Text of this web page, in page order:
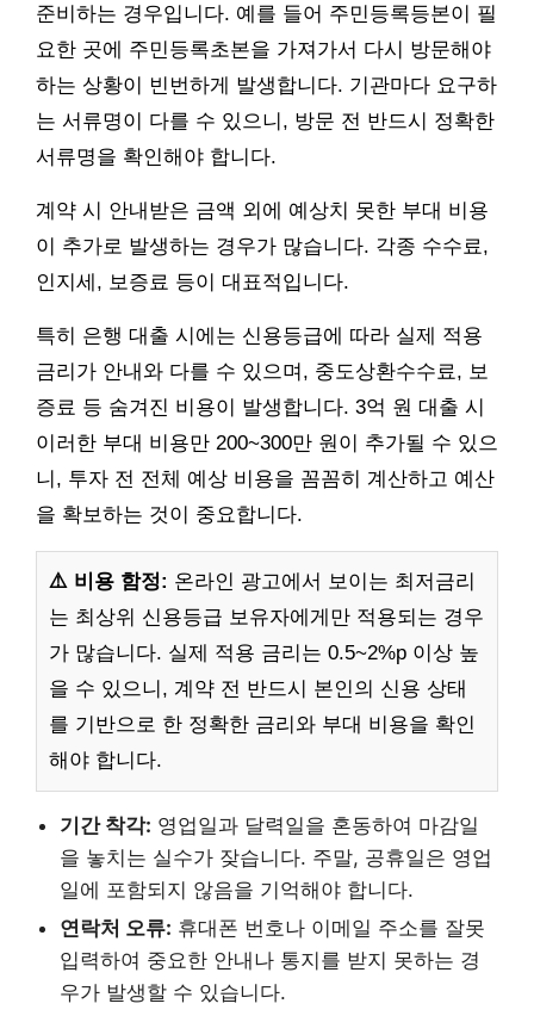
준비하는 경우입니다. 예를 들어 주민등록등본이 필
요한 곳에 주민등록초본을 가져가서 다시 방문해야
하는 상황이 빈번하게 발생합니다. 기관마다 요구하
는 서류명이 다를 수 있으니, 방문 전 반드시 정확한
서류명을 확인해야 합니다.
계약 시 안내받은 금액 외에 예상치 못한 부대 비용
이 추가로 발생하는 경우가 많습니다. 각종 수수료,
인지세, 보증료 등이 대표적입니다.
특히 은행 대출 시에는 신용등급에 따라 실제 적용
금리가 안내와 다를 수 있으며, 중도상환수수료, 보
증료 등 숨겨진 비용이 발생합니다. 3억 원 대출 시
이러한 부대 비용만 200~300만 원이 추가될 수 있으
니, 투자 전 전체 예상 비용을 꼼꼼히 계산하고 예산
을 확보하는 것이 중요합니다.
⚠️ 비용 함정: 온라인 광고에서 보이는 최저금리
는 최상위 신용등급 보유자에게만 적용되는 경우
가 많습니다. 실제 적용 금리는 0.5~2%p 이상 높
을 수 있으니, 계약 전 반드시 본인의 신용 상태
를 기반으로 한 정확한 금리와 부대 비용을 확인
해야 합니다.
기간 착각: 영업일과 달력일을 혼동하여 마감일
을 놓치는 실수가 잦습니다. 주말, 공휴일은 영업
일에 포함되지 않음을 기억해야 합니다.
연락처 오류: 휴대폰 번호나 이메일 주소를 잘못
입력하여 중요한 안내나 통지를 받지 못하는 경
우가 발생할 수 있습니다.